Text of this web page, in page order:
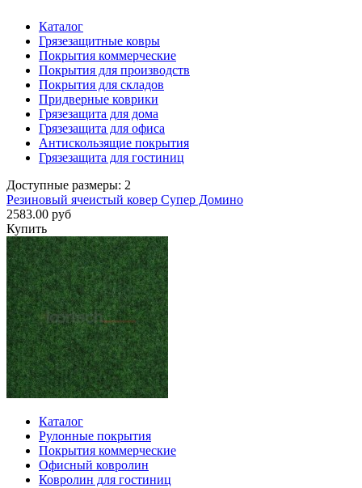
Каталог
Грязезащитные ковры
Покрытия коммерческие
Покрытия для производств
Покрытия для складов
Придверные коврики
Грязезащита для дома
Грязезащита для офиса
Антискользящие покрытия
Грязезащита для гостиниц
Доступные размеры: 2
Резиновый ячеистый ковер Супер Домино
2583.00 руб
Купить
Каталог
Рулонные покрытия
Покрытия коммерческие
Офисный ковролин
Ковролин для гостиниц